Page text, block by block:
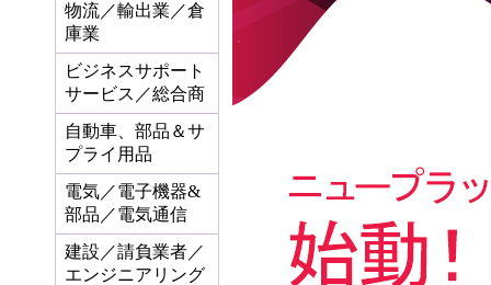
物流／輸出業／倉
庫業
ビジネスサポート
サービス／総合商
自動車、部品＆サ
プライ用品
電気／電子機器&
部品／電気通信
建設／請負業者／
エンジニアリング